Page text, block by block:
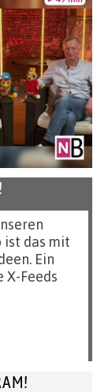
ist das mit
Ein
X-Feeds